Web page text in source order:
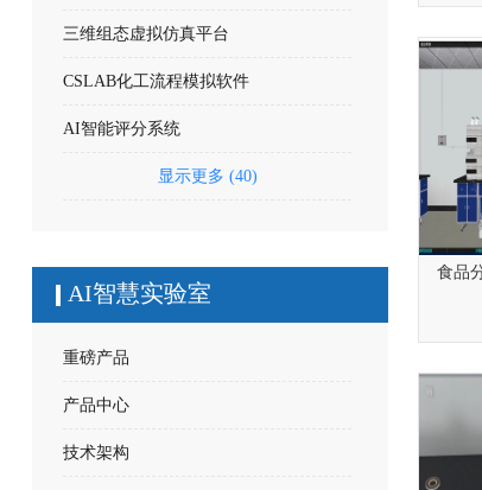
三维组态虚拟仿真平台
CSLAB化工流程模拟软件
AI智能评分系统
显示更多 (40)
AI智慧实验室
重磅产品
产品中心
技术架构
食品